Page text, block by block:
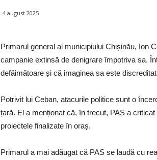
4 august 2025
Primarul general al municipiului Chișinău, Ion
campanie extinsă de denigrare împotriva sa.
defăimătoare și că imaginea sa este
Potrivit lui Ceban, atacurile politice sunt o
țară. El a menționat că, în trecut, PAS a
proiectele finalizate în oraș.
Primarul a mai adăugat că PAS se laudă cu